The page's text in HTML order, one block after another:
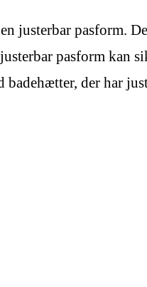
justerbar pasform.
pasform kan
der har